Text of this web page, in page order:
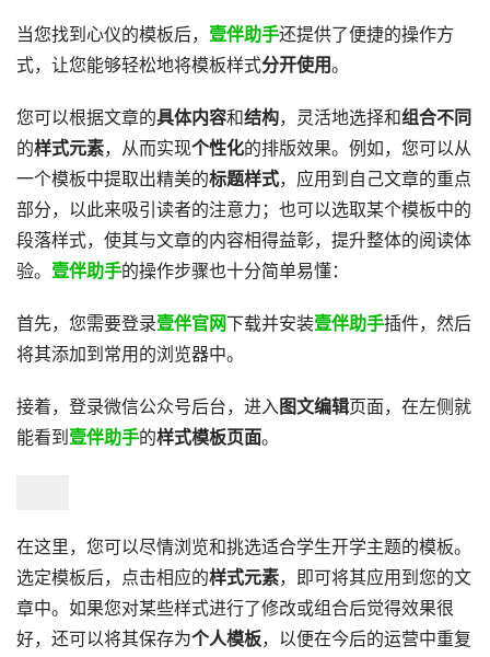
当您找到心仪的模板后， 壹伴助手还提供了便捷的操作方
式，让您能够轻松地将模板样式分开使用。
您可以根据文章的具体内容和结构，灵活地选择和组合不同
的样式元素，从而实现个性化的排版效果。例如，您可以从
一个模板中提取出精美的标题样式，应用到自己文章的重点
部分，以此来吸引读者的注意力；也可以选取某个模板中的
段落样式，使其与文章的内容相得益彰，提升整体的阅读体
验。 壹伴助手的操作步骤也十分简单易懂：
首先，您需要登录壹伴官网下载并安装壹伴助手插件，然后
将其添加到常用的浏览器中。
接着，登录微信公众号后台，进入 图文编辑页面，在左侧就
能看到 壹伴助手的样式模板页面。
在这里，您可以尽情浏览和挑选适合学生开学主题的模板。
选定模板后，点击相应的样式元素，即可将其应用到您的文
章中。如果您对某些样式进行了修改或组合后觉得效果很
好，还可以将其保存为个人模板，以便在今后的运营中重复